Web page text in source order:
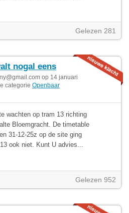
Gelezen 281
nogal eens
op 14 januari
categorie Openbaar
wachten op tram 13 richting
Bloemgracht. De timetable
31-12-25z op de site ging
ook niet. Kunt U advies...
Gelezen 952